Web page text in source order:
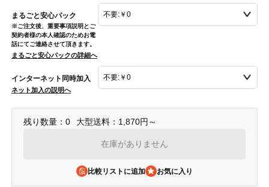
まるごと安心パック
※ご注文後、重要事項説明とご
契約者様の本人確認のためお電
話にてご連絡させて頂きます。
まるごと安心パックの詳細へ
インターネット同時加入
ネット加入の説明へ
残り数量：0 大型送料：1,870円～
在庫がありません
比較リストに追加